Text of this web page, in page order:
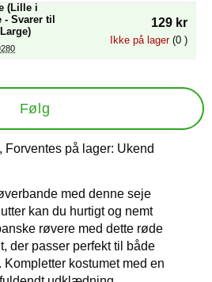
(Lille i
- Svarer til
19280
129 kr
Ikke på lager(0 )
Følg
, Forventes på lager: Ukend
med denne seje
kan du hurtigt og nemt
røvere med dette røde
der passer perfekt til både
kostumet med en